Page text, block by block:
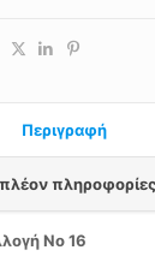
Περιγραφή
πληροφορίες
Νο 16